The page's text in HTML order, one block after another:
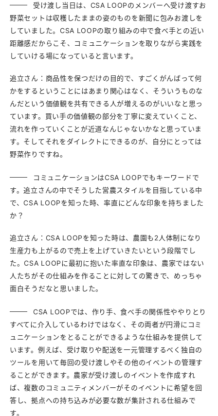
受け渡し当日は、CSA LOOPのメンバーへ受け渡すお
野菜セットは収穫したままの姿のものを新聞に包みお渡しを
していました。CSA LOOPの取り組みの中で食べ手との近い
距離感だからこそ、コミュニケーションを取りながら実践を
していける場になっていると言います。
追立さん：商品性を保つだけの目的で、すごくがんばって何
かをするということにはあまり関心はなく、そういうものな
んだという価値観を共有できる人が増えるのがいいなと思っ
ています。買い手の価値観の部分を丁寧に変えていくこと、
流れを作っていくことが近道なんじゃないかなと思っていま
す。そしてそれをダイレクトにできるのが、自分にとっては
野菜作りですね。
コミュニケーションはCSA LOOPでもキーワードで
す。追立さんの中でそうした営農スタイルを目指している中
で、CSA LOOPを知った時、率直にどんな印象を持ちました
か？
追立さん：CSA LOOPを知った時は、農園も2人体制になり
生産力も上がるので売上を上げていきたいという段階でし
た。CSA LOOPに最初に抱いた率直な印象は、農家ではない
人たちがその仕組みを作ることに対しての驚きで、めっちゃ
面白そうだなと思いました。
CSA LOOPでは、作り手、食べ手の関係性ややりとり
すべてに介入しているわけではなく、その両者が円滑にコミ
ュニケーションをとることができるような仕組みを提供して
います。例えば、受け取りや配送を一元管理するべく独自の
ツールを用いて毎回の受け渡しやその他のイベントの管理す
ることができます。農家が受け渡しのイベントを作成すれ
ば、複数のコミュニティメンバーがそのイベントに希望を回
答し、拠点への持ち込みが必要な数が集計される仕組みで
す。